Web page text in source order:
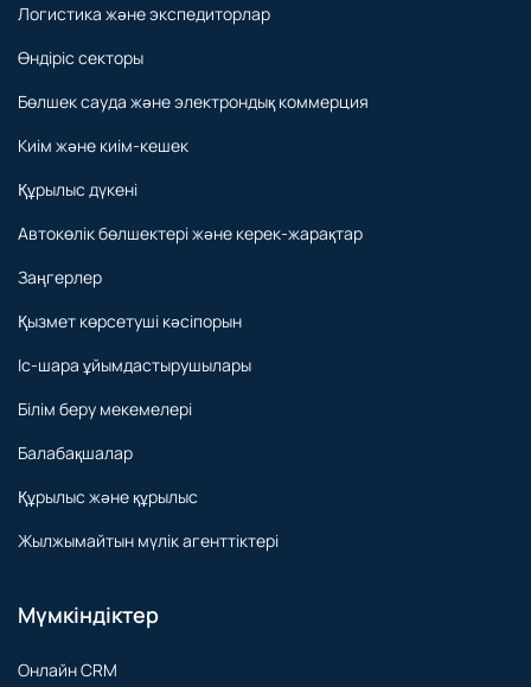
Логистика және экспедиторлар
Өндіріс секторы
Бөлшек сауда және электрондық коммерция
Киім және киім-кешек
Құрылыс дүкені
Автокөлік бөлшектері және керек-жарақтар
Заңгерлер
Қызмет көрсетуші кәсіпорын
Іс-шара ұйымдастырушылары
Білім беру мекемелері
Балабақшалар
Құрылыс және құрылыс
Жылжымайтын мүлік агенттіктері
Мүмкіндіктер
Онлайн CRM